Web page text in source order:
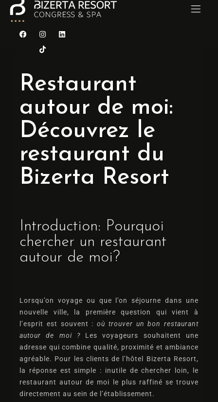
CHAMBRES
RESTAURANTS
CONGRÈS & SÉMINAIRES
MARIAGE
CARAÏBES SPA
Restaurant
autour de moi:
Découvrez le
restaurant du
Bizerta Resort
Introduction: Pourquoi
chercher un restaurant
autour de moi?
Lorsqu’on voyage ou que l’on séjourne dans une
nouvelle ville, la première question qui vient à
l’esprit est souvent : où trouver un bon restaurant
autour de moi ?Les voyageurs souhaitent une
adresse qui combine qualité, proximité et ambiance
agréable. Pour les clients de l’hôtel Bizerta Resort,
la réponse est simple : inutile de chercher loin, le
restaurant autour de moi le plus raffiné se trouve
directement au sein de l’établissement.